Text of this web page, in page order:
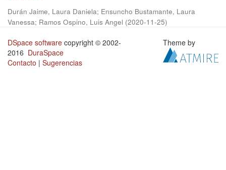
Durán Jaime, Laura Daniela; Ensuncho Bustamante, Laura
Vanessa; Ramos Ospino, Luis Angel (2020-11-25)
DSpace software copyright © 2002-
2016 DuraSpace
Contacto | Sugerencias
Theme by